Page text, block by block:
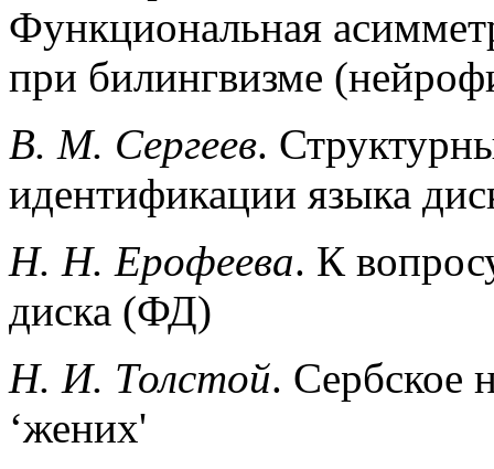
Функциональная
при билингвизме
В. М. Сергеев.
идентификации языка
Н. Н. Ерофеева. К
диска (ФД)
Н. И. Толстой. Сербское
‘жених'